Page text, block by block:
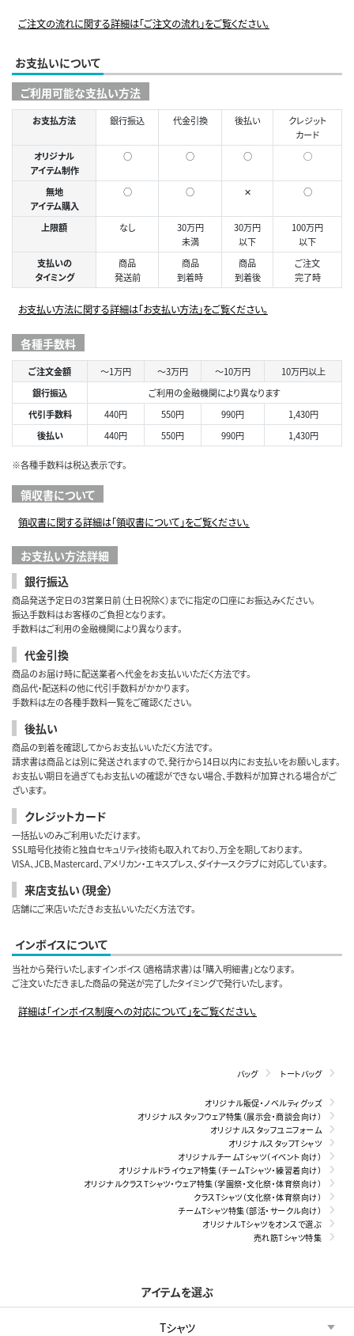
ご注文の流れに関する詳細は「ご注文の流れ」をご覧ください。
お支払いについて
ご利用可能な支払い方法
お支払方法 銀行振込 代金引換 後払い
クレジット
カード
オリジナル
アイテム制作
○ ○ ○ ◯
無地
アイテム購入
○ ○ ✕ ○
上限額 なし
30万円
未満
30万円
以下
100万円
以下
支払いの
タイミング
商品
発送前
商品
到着時
商品
到着後
ご注文
完了時
お支払い方法に関する詳細は「お支払い方法」をご覧ください。
各種手数料
ご注文金額 ～1万円 ～3万円 ～10万円
10万円以上
銀行振込
ご利用の金融機関により異なります
代引手数料
440円 550円 990円
1,430円
後払い
440円 550円 990円 1,430円
※各種手数料は税込表示です。
領収書について
領収書に関する詳細は「領収書について」をご覧ください。
お支払い方法詳細
銀行振込
商品発送予定日の3営業日前（土日祝除く）までに指定の口座にお振込みください。
振込手数料はお客様のご負担となります。
手数料はご利用の金融機関により異なります。
代金引換
商品のお届け時に配送業者へ代金をお支払いいただく方法です。
商品代・配送料の他に代引手数料がかかります。
手数料は左の各種手数料一覧をご確認ください。
後払い
商品の到着を確認してからお支払いいただく方法です。
請求書は商品とは別に発送されますので、発行から14日以内にお支払いをお願いします。
お支払い期日を過ぎてもお支払いの確認ができない場合、手数料が加算される場合がご
ざいます。
クレジットカード
一括払いのみご利用いただけます。
SSL暗号化技術と独自セキュリティ技術も取入れており、万全を期しております。
VISA、JCB、Mastercard、アメリカン・エキスプレス、ダイナースクラブに対応しています。
来店支払い（現金）
店舗にご来店いただきお支払いいただく方法です。
インボイスについて
当社から発行いたしますインボイス（適格請求書）は「購入明細書」となります。
ご注文いただきました商品の発送が完了したタイミングで発行いたします。
詳細は「インボイス制度への対応について」をご覧ください。
バッグ トートバッグ
オリジナル販促・ノベルティグッズ
オリジナルスタッフウェア特集（展示会・商談会向け）
オリジナルスタッフユニフォーム
オリジナルスタッフTシャツ
オリジナルチームTシャツ（イベント向け）
オリジナルドライウェア特集（チームTシャツ・練習着向け）
オリジナルクラスTシャツ・ウェア特集（学園祭・文化祭・体育祭向け）
クラスTシャツ（文化祭・体育祭向け）
チームTシャツ特集（部活・サークル向け）
オリジナルTシャツをオンスで選ぶ
売れ筋Tシャツ特集
アイテムを選ぶ
Tシャツ